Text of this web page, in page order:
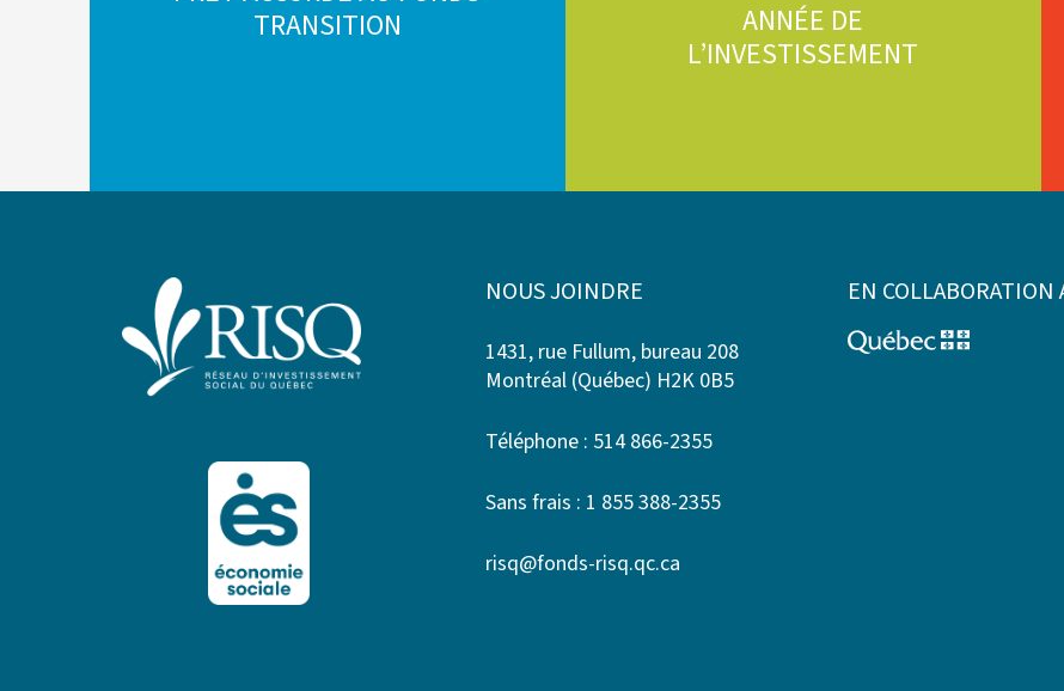
TRANSITION
ANNÉE DE
L’INVESTISSEMENT
NOUS JOINDRE
1431, rue Fullum, bureau 208
Montréal (Québec) H2K 0B5
Téléphone : 514 866-2355
Sans frais : 1 855 388-2355
risq@fonds-risq.qc.ca
EN COLLABORATION